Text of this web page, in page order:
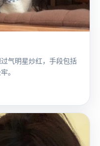
气明星炒红，手段包括
。